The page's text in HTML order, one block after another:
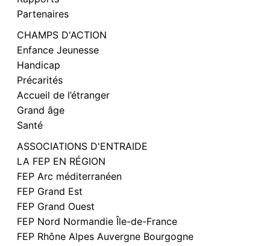
Partenaires
CHAMPS D'ACTION
Enfance Jeunesse
Handicap
Précarités
Accueil de l’étranger
Grand âge
Santé
ASSOCIATIONS D'ENTRAIDE
LA FEP EN RÉGION
FEP Arc méditerranéen
FEP Grand Est
FEP Grand Ouest
FEP Nord Normandie Île-de-France
FEP Rhône Alpes Auvergne Bourgogne